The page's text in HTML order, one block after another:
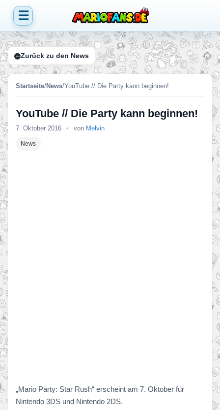
☰
Zurück zu den News
Startseite/News/YouTube // Die Party kann beginnen!
YouTube // Die Party kann beginnen!
7. Oktober 2016 • von Melvin
News
„Mario Party: Star Rush“ erscheint am 7. Oktober für
Nintendo 3DS und Nintendo 2DS.